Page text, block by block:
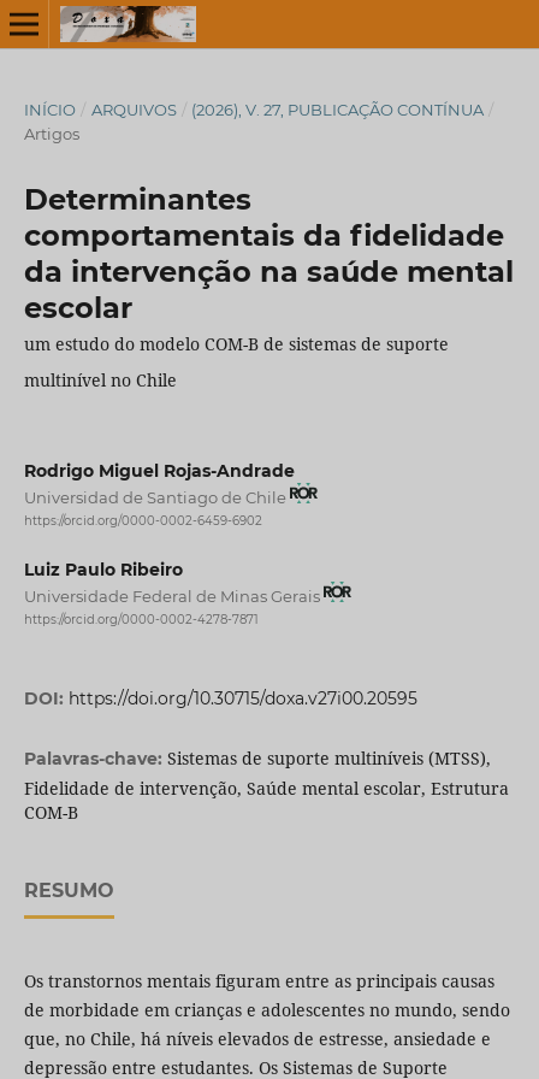
INÍCIO / ARQUIVOS / (2026), V. 27, PUBLICAÇÃO CONTÍNUA /
Artigos
Determinantes
comportamentais da fidelidade
da intervenção na saúde mental
escolar
um estudo do modelo COM-B de sistemas de suporte
multinível no Chile
Rodrigo Miguel Rojas-Andrade
Universidad de Santiago de Chile
https://orcid.org/0000-0002-6459-6902
Luiz Paulo Ribeiro
Universidade Federal de Minas Gerais
https://orcid.org/0000-0002-4278-7871
DOI: https://doi.org/10.30715/doxa.v27i00.20595
Palavras-chave: Sistemas de suporte multiníveis (MTSS),
Fidelidade de intervenção, Saúde mental escolar, Estrutura
COM-B
RESUMO
Os transtornos mentais figuram entre as principais causas
de morbidade em crianças e adolescentes no mundo, sendo
que, no Chile, há níveis elevados de estresse, ansiedade e
depressão entre estudantes. Os Sistemas de Suporte